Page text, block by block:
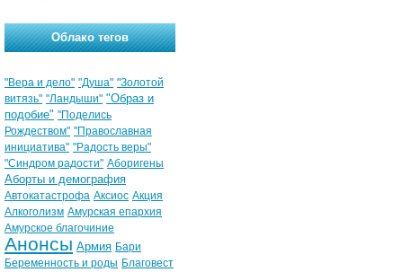
Облако тегов
"Вера и дело" "Душа" "Золотой
витязь" "Ландыши" "Образ и
подобие" "Поделись
Рождеством" "Православная
инициатива" "Радость веры"
"Синдром радости" Аборигены
Аборты и демография
Автокатастрофа Аксиос Акция
Алкоголизм Амурская епархия
Амурское благочиние
Анонсы Армия Бари
Беременность и роды Благовест